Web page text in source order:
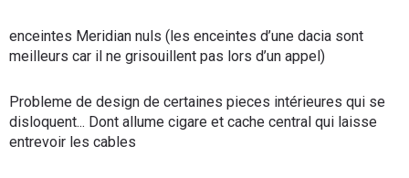
enceintes Meridian nuls (les enceintes d’une dacia sont
meilleurs car il ne grisouillent pas lors d’un appel)
Probleme de design de certaines pieces intérieures qui se
disloquent... Dont allume cigare et cache central qui laisse
entrevoir les cables